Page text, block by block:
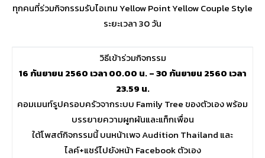
ทุกคนที่ร่วมกิจกรรมรับไอเทม Yellow Point Yellow Couple Style
ระยะเวลา 30 วัน
วิธีเข้าร่วมกิจกรรม
16 กันยายน 2560 เวลา 00.00 น. – 30 กันยายน 2560 เวลา
23.59 น.
คอมเมนท์รูปครอบครัวจากระบบ Family Tree ของตัวเอง พร้อม
บรรยายความผูกผันและแท็กเพื่อน
ใต้โพสต์กิจกรรมนี้ บนหน้าเพจ Audition Thailand และ
ไลค์+แชร์ไปยังหน้า Facebook ตัวเอง